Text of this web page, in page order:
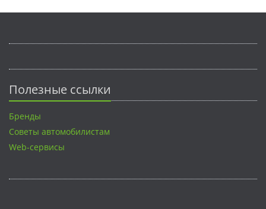
Полезные ссылки
Бренды
Советы автомобилистам
Web-сервисы